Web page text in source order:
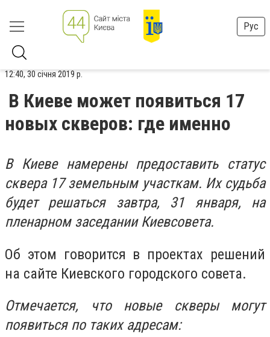
Рус
12:40, 30 січня 2019 р.
В Киеве может появиться 17
новых скверов: где именно
В Киеве намерены предоставить статус
сквера 17 земельным участкам. Их судьба
будет решаться завтра, 31 января, на
пленарном заседании Киевсовета.
Об этом говорится в проектах решений
на сайте Киевского городского совета.
Отмечается, что новые скверы могут
появиться по таких адресам: